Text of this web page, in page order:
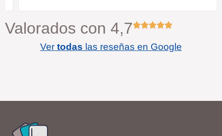
Valorados con 4,7
Ver todas las reseñas en Google